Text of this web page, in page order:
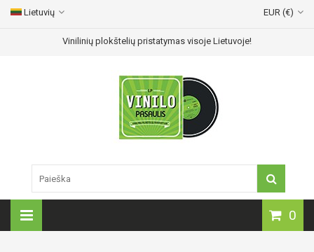
Vinilinių plokštelių pristatymas visoje Lietuvoje!
EUR (€)
Lietuvių
0